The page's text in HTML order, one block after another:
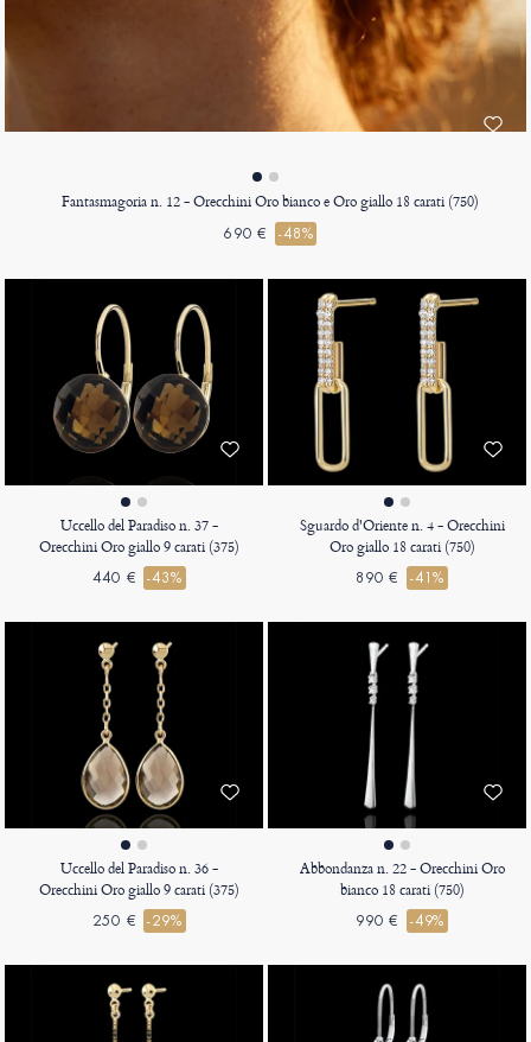
Fantasmagoria n. 12 - Orecchini Oro bianco e Oro giallo 18 carati (750)
690 € -48%
Uccello del Paradiso n. 37 -
Orecchini Oro giallo 9 carati (375)
440 € -43%
Sguardo d'Oriente n. 4 - Orecchini
Oro giallo 18 carati (750)
890 € -41%
Uccello del Paradiso n. 36 -
Orecchini Oro giallo 9 carati (375)
250 € -29%
Abbondanza n. 22 - Orecchini Oro
bianco 18 carati (750)
990 € -49%